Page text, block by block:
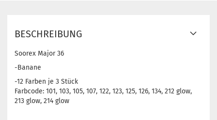
BESCHREIBUNG
Soorex Major 36
-Banane
-12 Farben je 3 Stück
Farbcode: 101, 103, 105, 107, 122, 123, 125, 126, 134, 212 glow,
213 glow, 214 glow